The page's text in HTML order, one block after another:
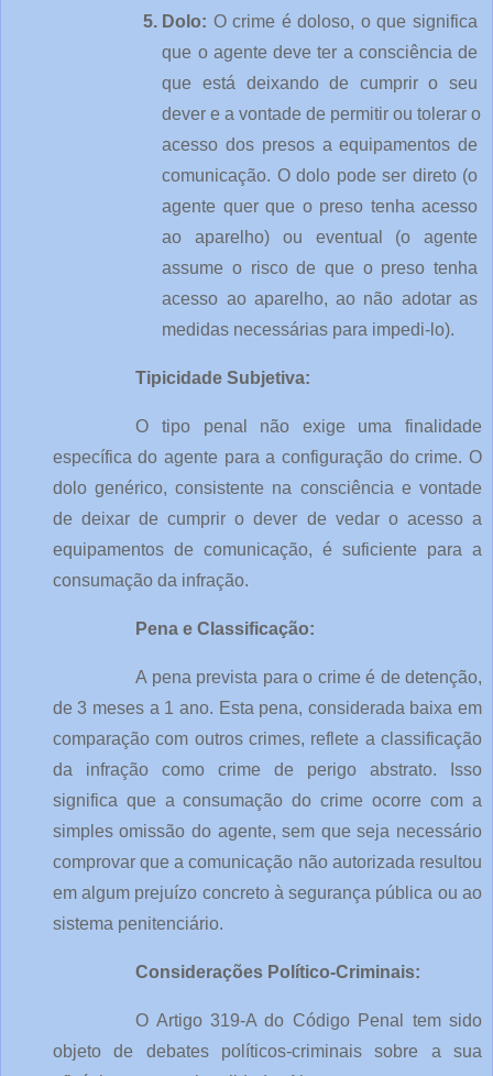
Dolo: O crime é doloso, o que significa
que o agente deve ter a consciência de
que está deixando de cumprir o seu
dever e a vontade de permitir ou tolerar o
acesso dos presos a equipamentos de
comunicação. O dolo pode ser direto (o
agente quer que o preso tenha acesso
ao aparelho) ou eventual (o agente
assume o risco de que o preso tenha
acesso ao aparelho, ao não adotar as
medidas necessárias para impedi-lo).
Tipicidade Subjetiva:
O tipo penal não exige uma finalidade
específica do agente para a configuração do crime. O
dolo genérico, consistente na consciência e vontade
de deixar de cumprir o dever de vedar o acesso a
equipamentos de comunicação, é suficiente para a
consumação da infração.
Pena e Classificação:
A pena prevista para o crime é de detenção,
de 3 meses a 1 ano. Esta pena, considerada baixa em
comparação com outros crimes, reflete a classificação
da infração como crime de perigo abstrato. Isso
significa que a consumação do crime ocorre com a
simples omissão do agente, sem que seja necessário
comprovar que a comunicação não autorizada resultou
em algum prejuízo concreto à segurança pública ou ao
sistema penitenciário.
Considerações Político-Criminais:
O Artigo 319-A do Código Penal tem sido
objeto de debates políticos-criminais sobre a sua